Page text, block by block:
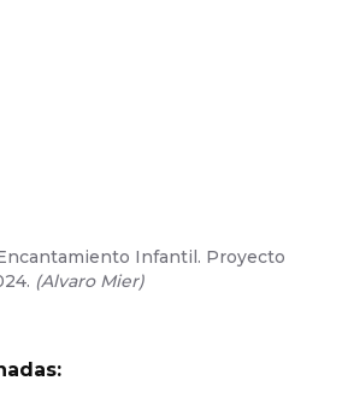
Infantil. Proyecto
(Alvaro Mier)